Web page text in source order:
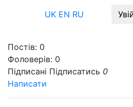
UK EN RU
Постів: 0
Фоловерів: 0
Підписані Підписатись 0
Написати